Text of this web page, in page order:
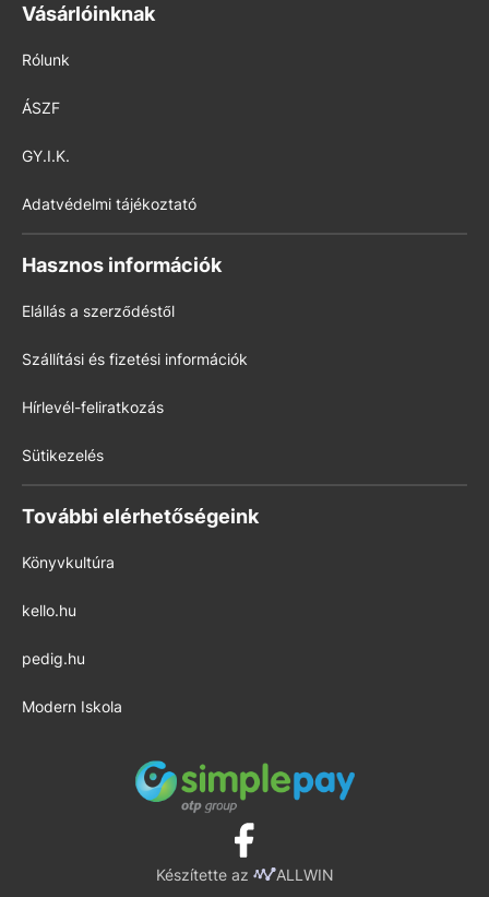
Vásárlóinknak
Rólunk
ÁSZF
GY.I.K.
Adatvédelmi tájékoztató
Hasznos információk
Elállás a szerződéstől
Szállítási és fizetési információk
Hírlevél-feliratkozás
Sütikezelés
További elérhetőségeink
Könyvkultúra
kello.hu
pedig.hu
Modern Iskola
Készítette az ALLWIN